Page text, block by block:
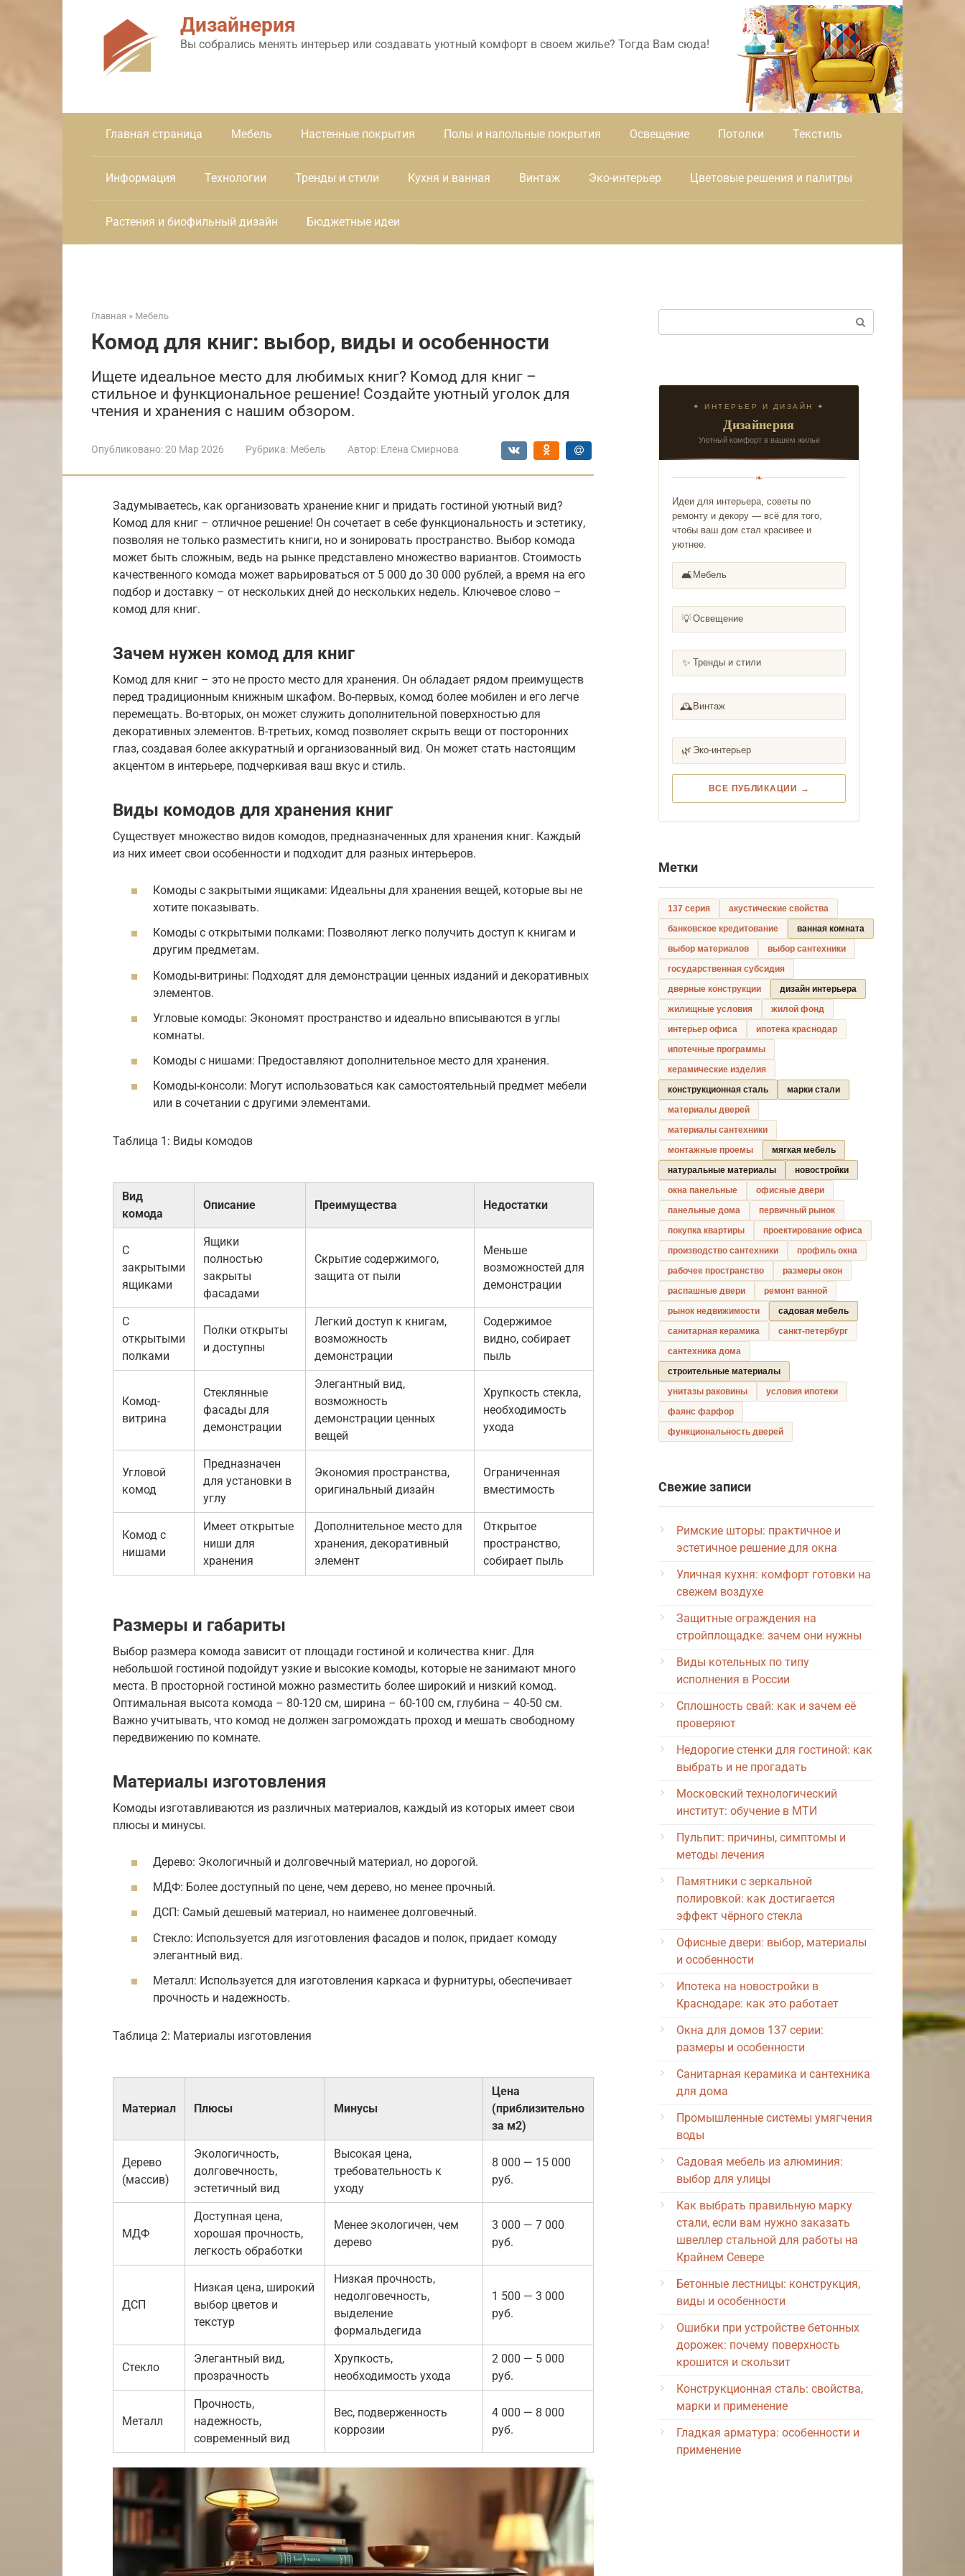
Дизайнерия
Вы собрались менять интерьер или создавать уютный комфорт в своем жилье? Тогда Вам сюда!
Главная страница Мебель Настенные покрытия Полы и напольные покрытия Освещение Потолки Текстиль
Информация Технологии Тренды и стили Кухня и ванная Винтаж Эко-интерьер Цветовые решения и палитры
Растения и биофильный дизайн Бюджетные идеи
Главная » Мебель
Комод для книг: выбор, виды и особенности
Ищете идеальное место для любимых книг? Комод для книг –
стильное и функциональное решение! Создайте уютный уголок для
чтения и хранения с нашим обзором.
Опубликовано:20 Мар 2026 Рубрика: Мебель Автор: Елена Смирнова
Задумываетесь, как организовать хранение книг и придать гостиной уютный вид?
Комод для книг – отличное решение! Он сочетает в себе функциональность и эстетику,
позволяя не только разместить книги, но и зонировать пространство. Выбор комода
может быть сложным, ведь на рынке представлено множество вариантов. Стоимость
качественного комода может варьироваться от 5 000 до 30 000 рублей, а время на его
подбор и доставку – от нескольких дней до нескольких недель. Ключевое слово –
комод для книг.
Зачем нужен комод для книг
Комод для книг – это не просто место для хранения. Он обладает рядом преимуществ
перед традиционным книжным шкафом. Во-первых, комод более мобилен и его легче
перемещать. Во-вторых, он может служить дополнительной поверхностью для
декоративных элементов. В-третьих, комод позволяет скрыть вещи от посторонних
глаз, создавая более аккуратный и организованный вид. Он может стать настоящим
акцентом в интерьере, подчеркивая ваш вкус и стиль.
Виды комодов для хранения книг
Существует множество видов комодов, предназначенных для хранения книг. Каждый
из них имеет свои особенности и подходит для разных интерьеров.
Комоды с закрытыми ящиками: Идеальны для хранения вещей, которые вы не
хотите показывать.
Комоды с открытыми полками: Позволяют легко получить доступ к книгам и
другим предметам.
Комоды-витрины: Подходят для демонстрации ценных изданий и декоративных
элементов.
Угловые комоды: Экономят пространство и идеально вписываются в углы
комнаты.
Комоды с нишами: Предоставляют дополнительное место для хранения.
Комоды-консоли: Могут использоваться как самостоятельный предмет мебели
или в сочетании с другими элементами.
Таблица 1: Виды комодов
Вид
комода
Описание Преимущества Недостатки
С
закрытыми
ящиками
Ящики
полностью
закрыты
фасадами
Скрытие содержимого,
защита от пыли
Меньше
возможностей для
демонстрации
С
открытыми
полками
Полки открыты
и доступны
Легкий доступ к книгам,
возможность
демонстрации
Содержимое
видно, собирает
пыль
Комод-
витрина
Стеклянные
фасады для
демонстрации
Элегантный вид,
возможность
демонстрации ценных
вещей
Хрупкость стекла,
необходимость
ухода
Угловой
комод
Предназначен
для установки в
углу
Экономия пространства,
оригинальный дизайн
Ограниченная
вместимость
Комод с
нишами
Имеет открытые
ниши для
хранения
Дополнительное место для
хранения, декоративный
элемент
Открытое
пространство,
собирает пыль
Размеры и габариты
Выбор размера комода зависит от площади гостиной и количества книг. Для
небольшой гостиной подойдут узкие и высокие комоды, которые не занимают много
места. В просторной гостиной можно разместить более широкий и низкий комод.
Оптимальная высота комода – 80-120 см, ширина – 60-100 см, глубина – 40-50 см.
Важно учитывать, что комод не должен загромождать проход и мешать свободному
передвижению по комнате.
Материалы изготовления
Комоды изготавливаются из различных материалов, каждый из которых имеет свои
плюсы и минусы.
Дерево: Экологичный и долговечный материал, но дорогой.
МДФ: Более доступный по цене, чем дерево, но менее прочный.
ДСП: Самый дешевый материал, но наименее долговечный.
Стекло: Используется для изготовления фасадов и полок, придает комоду
элегантный вид.
Металл: Используется для изготовления каркаса и фурнитуры, обеспечивает
прочность и надежность.
Таблица 2: Материалы изготовления
Материал Плюсы Минусы
Цена
(приблизительно
за м2)
Дерево
(массив)
Экологичность,
долговечность,
эстетичный вид
Высокая цена,
требовательность к
уходу
8 000 — 15 000
руб.
МДФ
Доступная цена,
хорошая прочность,
легкость обработки
Менее экологичен, чем
дерево
3 000 — 7 000
руб.
ДСП
Низкая цена, широкий
выбор цветов и
текстур
Низкая прочность,
недолговечность,
выделение
формальдегида
1 500 — 3 000
руб.
Стекло
Элегантный вид,
прозрачность
Хрупкость,
необходимость ухода
2 000 — 5 000
руб.
Металл
Прочность,
надежность,
современный вид
Вес, подверженность
коррозии
4 000 — 8 000
руб.
✦ ИНТЕРЬЕР И ДИЗАЙН ✦
Дизайнерия
Уютный комфорт в вашем жилье
❧
Идеи для интерьера, советы по
ремонту и декору — всё для того,
чтобы ваш дом стал красивее и
уютнее.
🛋️ Мебель
💡Освещение
✨ Тренды и стили
🕰️ Винтаж
🌿 Эко-интерьер
ВСЕ ПУБЛИКАЦИИ →
Метки
137 серия
акустические свойства
банковское кредитование
ванная комната
выбор материалов
выбор сантехники
государственная субсидия
дверные конструкции
дизайн интерьера
жилищные условия
жилой фонд
интерьер офиса
ипотека краснодар
ипотечные программы
керамические изделия
конструкционная сталь
марки стали
материалы дверей
материалы сантехники
монтажные проемы
мягкая мебель
натуральные материалы
новостройки
окна панельные
офисные двери
панельные дома
первичный рынок
покупка квартиры
проектирование офиса
производство сантехники
профиль окна
рабочее пространство
размеры окон
распашные двери
ремонт ванной
рынок недвижимости
садовая мебель
санитарная керамика
санкт-петербург
сантехника дома
строительные материалы
унитазы раковины
условия ипотеки
фаянс фарфор
функциональность дверей
Свежие записи
Римские шторы: практичное и
эстетичное решение для окна
Уличная кухня: комфорт готовки на
свежем воздухе
Защитные ограждения на
стройплощадке: зачем они нужны
Виды котельных по типу
исполнения в России
Сплошность свай: как и зачем её
проверяют
Недорогие стенки для гостиной: как
выбрать и не прогадать
Московский технологический
институт: обучение в МТИ
Пульпит: причины, симптомы и
методы лечения
Памятники с зеркальной
полировкой: как достигается
эффект чёрного стекла
Офисные двери: выбор, материалы
и особенности
Ипотека на новостройки в
Краснодаре: как это работает
Окна для домов 137 серии:
размеры и особенности
Санитарная керамика и сантехника
для дома
Промышленные системы умягчения
воды
Садовая мебель из алюминия:
выбор для улицы
Как выбрать правильную марку
стали, если вам нужно заказать
швеллер стальной для работы на
Крайнем Севере
Бетонные лестницы: конструкция,
виды и особенности
Ошибки при устройстве бетонных
дорожек: почему поверхность
крошится и скользит
Конструкционная сталь: свойства,
марки и применение
Гладкая арматура: особенности и
применение